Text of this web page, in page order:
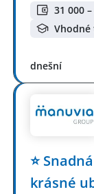
31 000
dnešní
⭐
krásné